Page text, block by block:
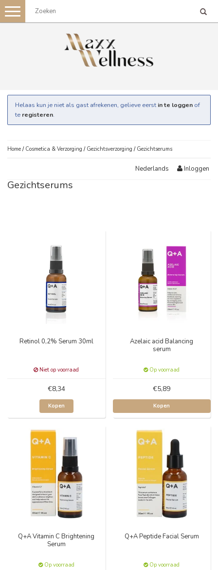
Toggle
navigation
Helaas kun je niet als gast afrekenen, gelieve eerst in te loggen of
te registeren.
Home / Cosmetica & Verzorging / Gezichtsverzorging / Gezichtserums
Nederlands Inloggen
Gezichtserums
Retinol 0,2% Serum 30ml
Niet op voorraad
€8,34
Kopen
Azelaic acid Balancing
serum
Op voorraad
€5,89
Kopen
Q+A Vitamin C Brightening
Serum
Op voorraad
Q+A Peptide Facial Serum
Op voorraad